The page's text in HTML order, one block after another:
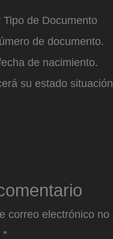
Tipo de Documento
de documento.
de nacimiento.
su estado
correo electrónico no
*